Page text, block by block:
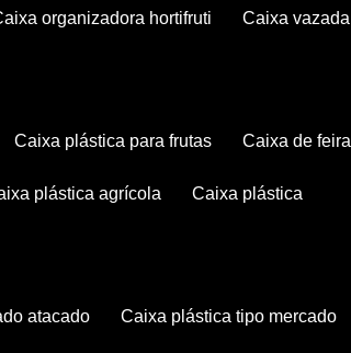
caixa organizadora hortifruti caixa
caixa plástica para frutas caixa de
plástica agrícola caixa plástica
atacado caixa plástica tipo mercado